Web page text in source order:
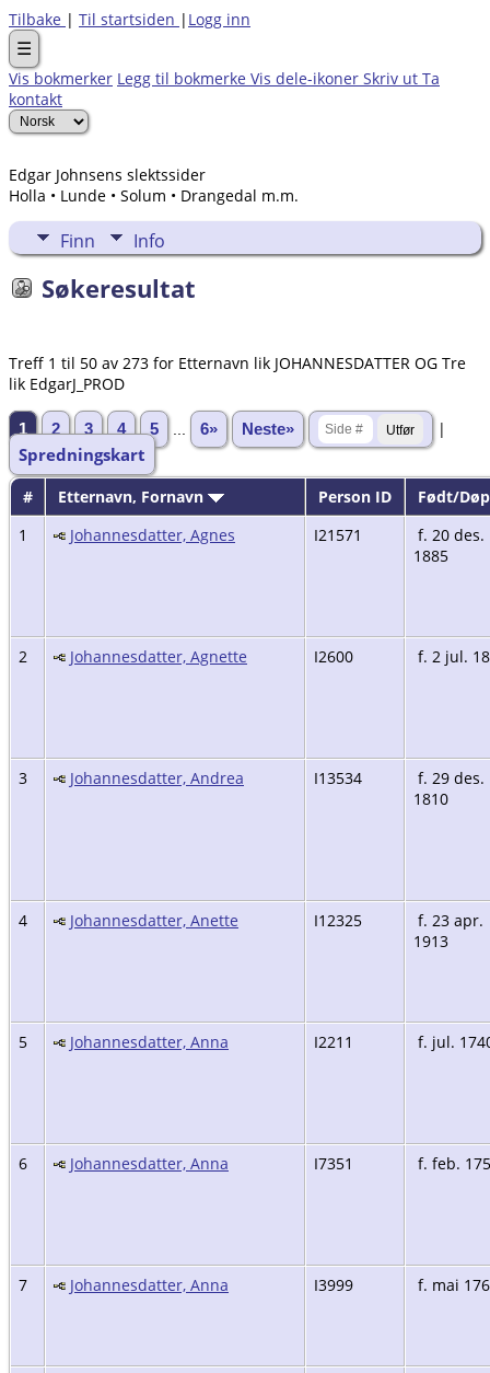
Tilbake | Til startsiden | Logg inn
☰
Vis bokmerker Legg til bokmerke Vis dele-ikoner Skriv ut Ta
kontakt
Edgar Johnsens slektssider
Holla • Lunde • Solum • Drangedal m.m.
Finn Info
Søkeresultat
Treff 1 til 50 av 273 for Etternavn lik JOHANNESDATTER OG Tre
lik EdgarJ_PROD
1 2 3 4 5 6» Neste» |
Spredningskart
# Etternavn, Fornavn Person ID
Født/
1
Johannesdatter, Agnes I21571
f. 20 des.
1885
2 Johannesdatter, Agnette I2600 f. 2 jul.
3 Johannesdatter, Andrea I13534
f. 29 des.
1810
4 Johannesdatter, Anette I12325
f. 23 apr.
1913
5 Johannesdatter, Anna I2211 f. jul.
6 Johannesdatter, Anna I7351 f. feb.
7 Johannesdatter, Anna I3999 f. mai